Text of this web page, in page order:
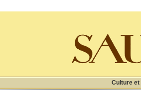
Culture et